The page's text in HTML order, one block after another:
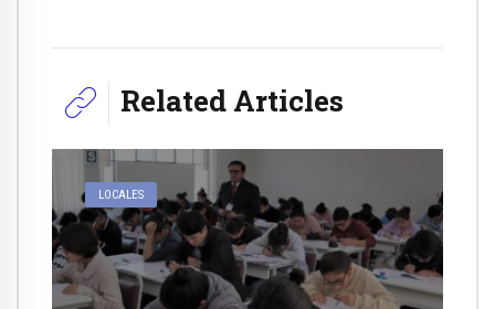
Related Articles
LOCALES